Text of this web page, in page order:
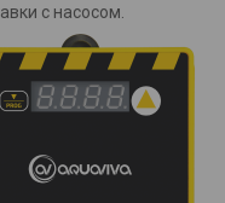
с насосом.